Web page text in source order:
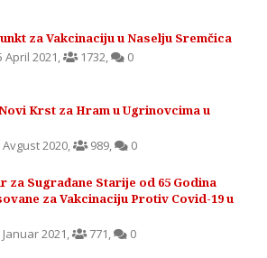
za Vakcinaciju u Naselju Sremčica
April 2021, 1732, 0
Krst za Hram u Ugrinovcima u
Avgust 2020, 989, 0
za Sugrađane Starije od 65 Godina
za Vakcinaciju Protiv Covid-19 u
Januar 2021, 771, 0